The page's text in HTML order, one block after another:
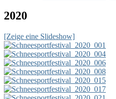
2020
[Zeige eine Slideshow]